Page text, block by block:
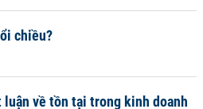
chiều?
về tồn tại trong kinh doanh